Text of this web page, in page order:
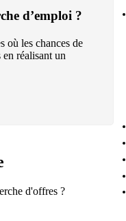
d’emploi ?
où les chances de
réalisant un
d'offres ?